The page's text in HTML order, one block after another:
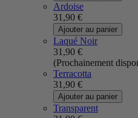
Ardoise
31,90 €
Ajouter au panier
Laqué Noir
31,90 €
(Prochainement
Terracotta
31,90 €
Ajouter au panier
Transparent